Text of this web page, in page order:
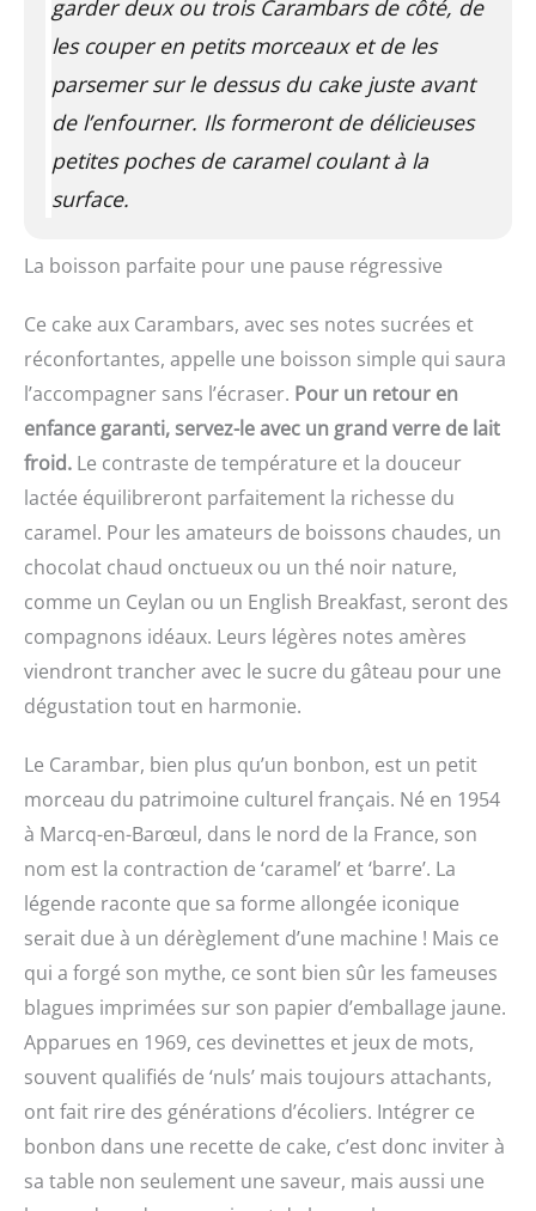
garder deux ou trois Carambars de côté, de
les couper en petits morceaux et de les
parsemer sur le dessus du cake juste avant
de l’enfourner. Ils formeront de délicieuses
petites poches de caramel coulant à la
surface.
La boisson parfaite pour une pause régressive
Ce cake aux Carambars, avec ses notes sucrées et
réconfortantes, appelle une boisson simple qui saura
l’accompagner sans l’écraser. Pour un retour en
enfance garanti, servez-le avec un grand verre de lait
froid. Le contraste de température et la douceur
lactée équilibreront parfaitement la richesse du
caramel. Pour les amateurs de boissons chaudes, un
chocolat chaud onctueux ou un thé noir nature,
comme un Ceylan ou un English Breakfast, seront des
compagnons idéaux. Leurs légères notes amères
viendront trancher avec le sucre du gâteau pour une
dégustation tout en harmonie.
Le Carambar, bien plus qu’un bonbon, est un petit
morceau du patrimoine culturel français. Né en 1954
à Marcq-en-Barœul, dans le nord de la France, son
nom est la contraction de ‘caramel’ et ‘barre’. La
légende raconte que sa forme allongée iconique
serait due à un dérèglement d’une machine ! Mais ce
qui a forgé son mythe, ce sont bien sûr les fameuses
blagues imprimées sur son papier d’emballage jaune.
Apparues en 1969, ces devinettes et jeux de mots,
souvent qualifiés de ‘nuls’ mais toujours attachants,
ont fait rire des générations d’écoliers. Intégrer ce
bonbon dans une recette de cake, c’est donc inviter à
sa table non seulement une saveur, mais aussi une